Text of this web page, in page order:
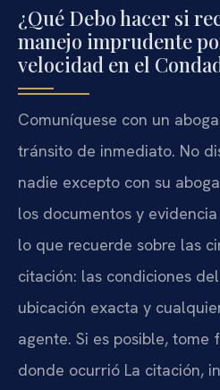
¿Qué Debo hacer si
manejo imprudente
velocidad en el
Comuníquese con un
tránsito de inmediato. No
nadie excepto con su
los documentos y
lo que recuerde sobre las
citación: las condiciones
ubicación exacta y
agente. Si es posible,
donde ocurrió La citación,